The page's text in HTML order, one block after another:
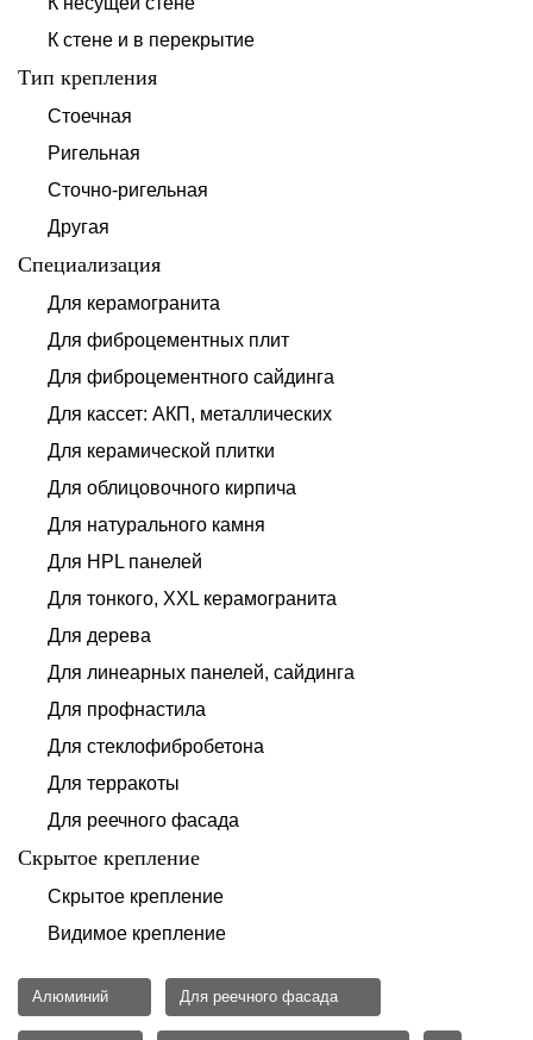
К стене и в перекрытие
Тип крепления
Стоечная
Ригельная
Сточно-ригельная
Другая
Специализация
Для керамогранита
Для фиброцементных плит
Для фиброцементного сайдинга
Для кассет: АКП, металлических
Для керамической плитки
Для облицовочного кирпича
Для натурального камня
Для HPL панелей
Для тонкого, XXL керамогранита
Для дерева
Для линеарных панелей, сайдинга
Для профнастила
Для стеклофибробетона
Для терракоты
Для реечного фасада
Скрытое крепление
Скрытое крепление
Видимое крепление
Алюминий Для реечного фасада